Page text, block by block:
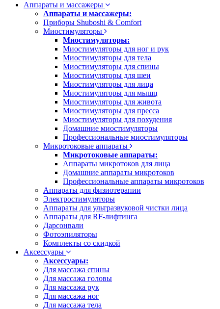
Аппараты и массажеры
Аппараты и массажеры:
Приборы Shuboshi & Comfort
Миостимуляторы
Миостимуляторы:
Миостимуляторы для ног и рук
Миостимуляторы для тела
Миостимуляторы для спины
Миостимуляторы для шеи
Миостимуляторы для лица
Миостимуляторы для мышц
Миостимуляторы для живота
Миостимуляторы для пресса
Миостимуляторы для похудения
Домашние миостимуляторы
Профессиональные миостимуляторы
Микротоковые аппараты
Микротоковые аппараты:
Аппараты микротоков для лица
Домашние аппараты микротоков
Профессиональные аппараты микротоков
Аппараты для физиотерапии
Электростимуляторы
Аппараты для ультразвуковой чистки лица
Аппараты для RF-лифтинга
Дарсонвали
Фотоэпиляторы
Комплекты со скидкой
Аксессуары
Аксессуары:
Для массажа спины
Для массажа головы
Для массажа рук
Для массажа ног
Для массажа тела